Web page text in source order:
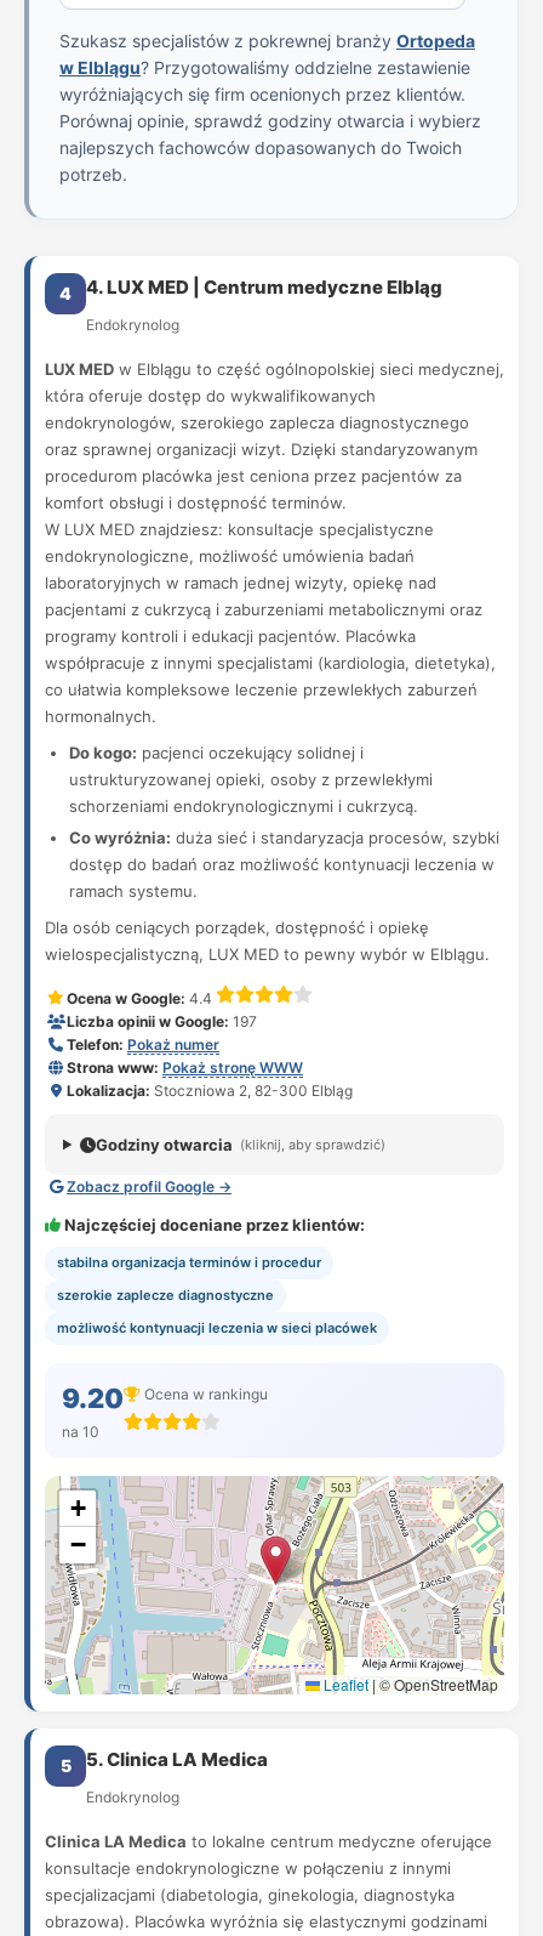
Szukasz specjalistów z pokrewnej branży Ortopeda
w Elblągu? Przygotowaliśmy oddzielne zestawienie
wyróżniających się firm ocenionych przez klientów.
Porównaj opinie, sprawdź godziny otwarcia i wybierz
najlepszych fachowców dopasowanych do Twoich
potrzeb.
4 4. LUX MED | Centrum medyczne Elbląg
Endokrynolog
LUX MED w Elblągu to część ogólnopolskiej sieci medycznej,
która oferuje dostęp do wykwalifikowanych
endokrynologów, szerokiego zaplecza diagnostycznego
oraz sprawnej organizacji wizyt. Dzięki standaryzowanym
procedurom placówka jest ceniona przez pacjentów za
komfort obsługi i dostępność terminów.
W LUX MED znajdziesz: konsultacje specjalistyczne
endokrynologiczne, możliwość umówienia badań
laboratoryjnych w ramach jednej wizyty, opiekę nad
pacjentami z cukrzycą i zaburzeniami metabolicznymi oraz
programy kontroli i edukacji pacjentów. Placówka
współpracuje z innymi specjalistami (kardiologia, dietetyka),
co ułatwia kompleksowe leczenie przewlekłych zaburzeń
hormonalnych.
Do kogo: pacjenci oczekujący solidnej i
ustrukturyzowanej opieki, osoby z przewlekłymi
schorzeniami endokrynologicznymi i cukrzycą.
Co wyróżnia: duża sieć i standaryzacja procesów, szybki
dostęp do badań oraz możliwość kontynuacji leczenia w
ramach systemu.
Dla osób ceniących porządek, dostępność i opiekę
wielospecjalistyczną, LUX MED to pewny wybór w Elblągu.
Ocena w Google: 4.4
Liczba opinii w Google: 197
Telefon: Pokaż numer
Strona www: Pokaż stronę WWW
Lokalizacja: Stoczniowa 2, 82-300 Elbląg
Godziny otwarcia (kliknij, aby sprawdzić)
Zobacz profil Google →
Najczęściej doceniane przez klientów:
stabilna organizacja terminów i procedur
szerokie zaplecze diagnostyczne
możliwość kontynuacji leczenia w sieci placówek
9.20
na 10
Ocena w rankingu
+
−
Leaflet |© OpenStreetMap
5 5. Clinica LA Medica
Endokrynolog
Clinica LA Medica to lokalne centrum medyczne oferujące
konsultacje endokrynologiczne w połączeniu z innymi
specjalizacjami (diabetologia, ginekologia, diagnostyka
obrazowa). Placówka wyróżnia się elastycznymi godzinami